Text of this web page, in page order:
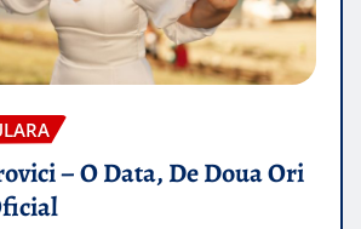
– O Data, De Doua Ori